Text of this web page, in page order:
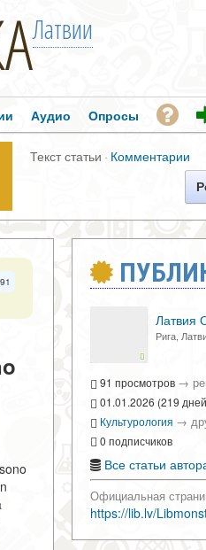
Латвии
Аудио Опросы
Текст статьи · Комментарии
Латвия
Рига,
91 просмотров →
01.01.2026 (219
Культурология →
0 подписчиков
Все статьи
Официальная
https://lib.lv/